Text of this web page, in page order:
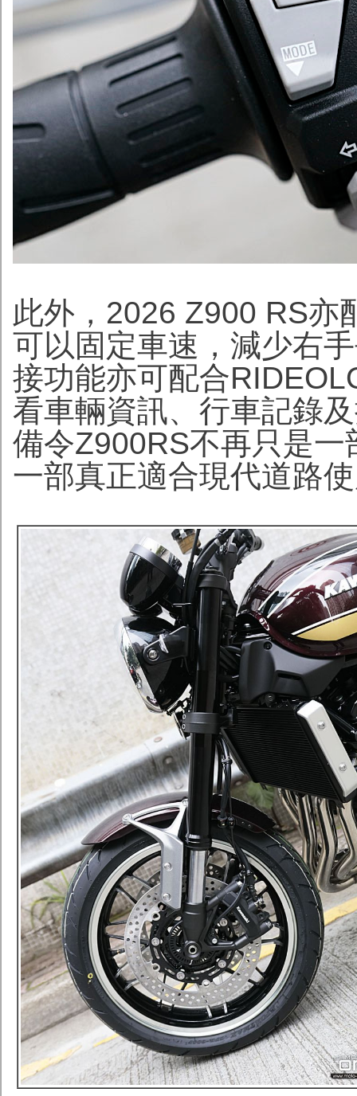
此外，2026 Z900 RS亦
可以固定車速，減少右
接功能亦可配合
看車輛資訊、行車記錄
備令Z900RS不再只是
一部真正適合現代道路